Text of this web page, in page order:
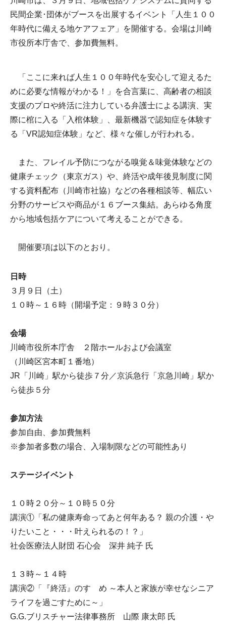
民間企業･団体がブースを出展するイベント「人生１００
年時代に備える地ケアフェア」を開催する。会場は川崎
市役所本庁舎で、参加費無料。
「ここに来れば人生１００年時代を安心して迎えるた
めに必要な情報がわかる！」を合言葉に、高齢者の相談
支援のプロや終活に注力している弁護士による講演、実
際に棺に入る「入棺体験」、最新機器で認知症を体験す
る「VR認知症体験」など、様々な催しが行われる。
また、フレイル予防につながる嗅覚＆味覚体験などの
健康チェック（東京ガス）や、終活や成年後見制度に関
する資料配布（川崎市社協）などの各種相談等、幅広い
分野のサービスや商品が１６ブース集結。あらゆる角度
から地域包括ケアについて考えることができる。
開催要項は以下のとおり。
日時
３月９日（土）
１０時～１６時（開場予定：９時３０分）
会場
川崎市役所本庁舎 ２階ホールおよび会議室
（川崎区宮本町１番地）
JR「川崎」駅から徒歩７分／京浜急行「京急川崎」駅か
ら徒歩５分
参加方法
参加自由、参加費無料
※参加者多数の場合、入場制限などの可能性あり
ステージイベント
１０時２０分～１０時５０分
講演①「私の健康寿命ってあと何年ある？ 親の介護・や
りたいこと・・・叶えられるの！？」
社会医療法人財団 石心会 深井 純子 氏
１３時～１４時
講演②「『終活』のすゝめ ～本人と家族が幸せなシニア
ライフを過ごすために～」
G.G.ブリスチャー法律事務所 山際 康太郎 氏